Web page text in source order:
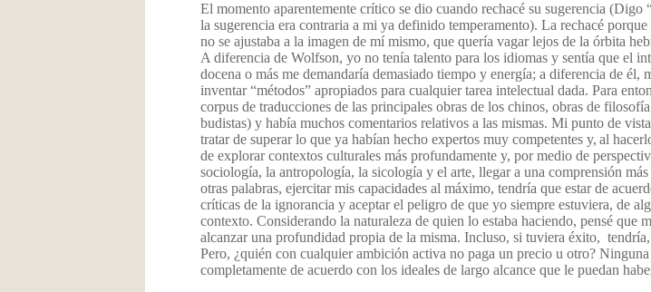
El momento aparentemente crítico se dio cuando rechacé su sugerencia (Digo
la sugerencia era contraria a mi ya definido temperamento). La rechacé
no se ajustaba a la imagen de mí mismo, que quería vagar lejos de la órbita
A diferencia de Wolfson, yo no tenía talento para los idiomas y sentía que el
docena o más me demandaría demasiado tiempo y energía; a diferencia de él,
inventar “métodos” apropiados para cualquier tarea intelectual dada. Para
corpus de traducciones de las principales obras de los chinos, obras de
budistas) y había muchos comentarios relativos a las mismas. Mi punto de
tratar de superar lo que ya habían hecho expertos muy competentes y, al
de explorar contextos culturales más profundamente y, por medio de
sociología, la antropología, la sicología y el arte, llegar a una comprensión
otras palabras, ejercitar mis capacidades al máximo, tendría que estar de
críticas de la ignorancia y aceptar el peligro de que yo siempre estuviera, de
contexto. Considerando la naturaleza de quien lo estaba haciendo, pensé que
alcanzar una profundidad propia de la misma. Incluso, si tuviera éxito,
Pero, ¿quién con cualquier ambición activa no paga un precio u otro? Ninguna
completamente de acuerdo con los ideales de largo alcance que le puedan